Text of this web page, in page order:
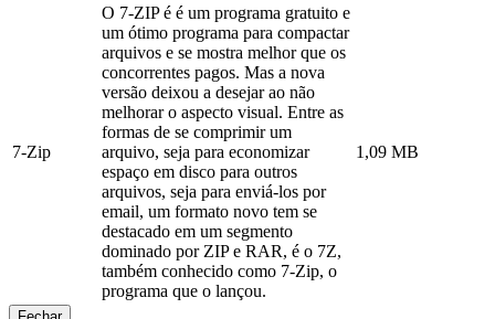
7-Zip
O 7-ZIP é é um programa gratuito e
um ótimo programa para compactar
arquivos e se mostra melhor que os
concorrentes pagos. Mas a nova
versão deixou a desejar ao não
melhorar o aspecto visual. Entre as
formas de se comprimir um
arquivo, seja para economizar
espaço em disco para outros
arquivos, seja para enviá-los por
email, um formato novo tem se
destacado em um segmento
dominado por ZIP e RAR, é o 7Z,
também conhecido como 7-Zip, o
programa que o lançou.
1,09 MB